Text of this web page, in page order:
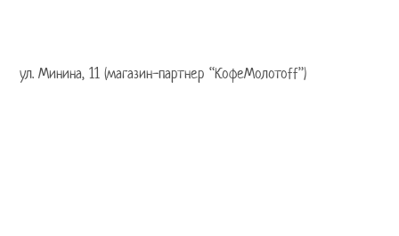
ул. Минина, 11 (магазин-партнер “КофеМолотоff”)